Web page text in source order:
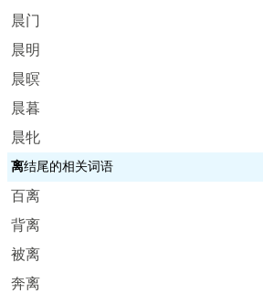
晨门
晨明
晨暝
晨暮
晨牝
离结尾的相关词语
百离
背离
被离
奔离